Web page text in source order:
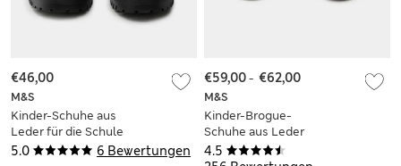
5.0 6 Bewertungen
M&S
Kinder-Schuhe aus
Leder für die Schule
(32–40,5)
€46,00
4.5
M&S
Kinder-Brogue-
Schuhe aus Leder
für die Schule zum
€59,00- €62,00